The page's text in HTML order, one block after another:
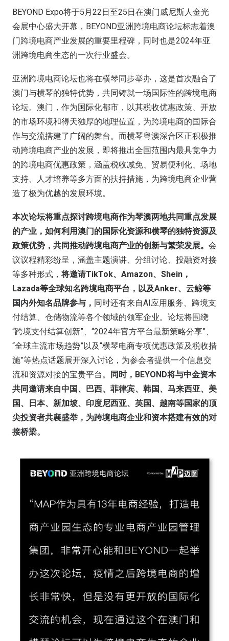
BEYOND Expo将于5月22日至25日在澳门威尼斯人金光
会展中心盛大开幕，BEYOND亚洲跨境电商论坛标志着澳
门跨境电商产业发展的重要里程碑，同时也是2024年亚
洲跨境电商生态的一次行业盛会。
亚洲跨境电商论坛也将在横琴同步举办，这是首次融合了
澳门与横琴的独特优势，共同铸就一场国际性的跨境电商
论坛。澳门，作为国际化都市，以其税收优惠政策、开放
的市场环境和得天独厚的地理位置，为跨境电商的国际合
作与交流搭建了广阔的舞台。而横琴粤澳深合区正积极推
动跨境电商产业的发展，即将推出全国范围内最具竞争力
的跨境电商优惠政策，涵盖税收减免、贸易便利化、场地
支持、人才培养等多方面的扶持措施，为跨境电商企业营
造了极为优越的发展环境。
本次论坛将重点探讨跨境电商作为琴澳两地共同重点发展
的产业，如何利用澳门的国际化资源和横琴的独特资源及
政策优势，共同推动跨境电商产业的创新与繁荣发展。 会
议议程精彩纷呈，涵盖主题演讲、分组讨论、投融资对接
等多种形式，将邀请TikTok、Amazon、Shein，
Lazada等全球知名跨境电商平台，以及Anker、云鲸等
国内外知名品牌参与， 同时还有来自AI应用服务、跨境支
付结算、仓储物流等各个领域的领军企业。论坛将围绕
“跨境支付结算创新”、“2024年官方平台最新策略分享”、
“全球主流市场趋势”以及“横琴电商专项优惠政策及税收措
施”等热点话题展开深入讨论，为参会者提供一个信息交
流和资源对接的宝贵平台。
同时，BEYOND将与中金资本
共同邀请来自中国、巴西、菲律宾、韩国、马来西亚、美
国、日本、新加坡、印度尼西亚、英国、越南等国家的顶
尖投资者共襄盛举，为跨境电商企业和资本搭建有效的对
接桥梁。